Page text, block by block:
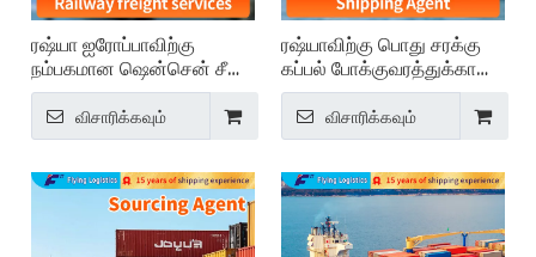
ரஷ்யா ஐரோப்பாவிற்கு
நம்பகமான ஷென்சென் சீனா
ரயில்வே சரக்கு அனுப்புபவர்
போக்குவரத்து ரயில் கப்பல்
விசாரிக்கவும்
ரஷ்யாவிற்கு பொது சரக்கு
கப்பல் போக்குவரத்துக்கான
சர்வதேச சரக்கு அனுப்புதல்
சேவைகள்விசாரிக்கவும்